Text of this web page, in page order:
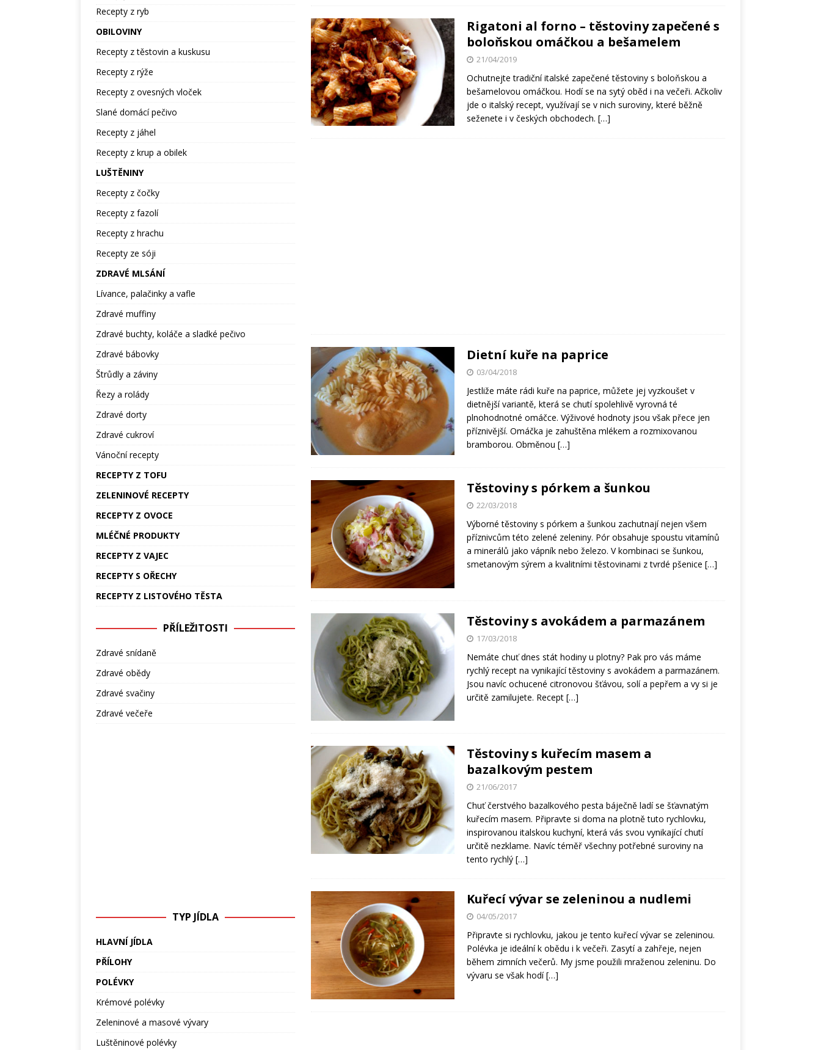
Rigatoni al forno – těstoviny zapečené s
boloňskou omáčkou a bešamelem
21/04/2019
Ochutnejte tradiční italské zapečené těstoviny s boloňskou a
bešamelovou omáčkou. Hodí se na sytý oběd i na večeři. Ačkoliv
jde o italský recept, využívají se v nich suroviny, které běžně
seženete i v českých obchodech. […]
Dietní kuře na paprice
03/04/2018
Jestliže máte rádi kuře na paprice, můžete jej vyzkoušet v
dietnější variantě, která se chutí spolehlivě vyrovná té
plnohodnotné omáčce. Výživové hodnoty jsou však přece jen
příznivější. Omáčka je zahuštěna mlékem a rozmixovanou
bramborou. Obměnou […]
Těstoviny s pórkem a šunkou
22/03/2018
Výborné těstoviny s pórkem a šunkou zachutnají nejen všem
příznivcům této zelené zeleniny. Pór obsahuje spoustu vitamínů
a minerálů jako vápník nebo železo. V kombinaci se šunkou,
smetanovým sýrem a kvalitními těstovinami z tvrdé pšenice […]
Těstoviny s avokádem a parmazánem
17/03/2018
Nemáte chuť dnes stát hodiny u plotny? Pak pro vás máme
rychlý recept na vynikající těstoviny s avokádem a parmazánem.
Jsou navíc ochucené citronovou šťávou, solí a pepřem a vy si je
určitě zamilujete. Recept […]
Těstoviny s kuřecím masem a
bazalkovým pestem
21/06/2017
Chuť čerstvého bazalkového pesta báječně ladí se šťavnatým
kuřecím masem. Připravte si doma na plotně tuto rychlovku,
inspirovanou italskou kuchyní, která vás svou vynikající chutí
určitě nezklame. Navíc téměř všechny potřebné suroviny na
tento rychlý […]
Kuřecí vývar se zeleninou a nudlemi
04/05/2017
Připravte si rychlovku, jakou je tento kuřecí vývar se zeleninou.
Polévka je ideální k obědu i k večeři. Zasytí a zahřeje, nejen
během zimních večerů. My jsme použili mraženou zeleninu. Do
vývaru se však hodí[…]
Recepty z ryb
OBILOVINY
Recepty z těstovin a kuskusu
Recepty z rýže
Recepty z ovesných vloček
Slané domácí pečivo
Recepty z jáhel
Recepty z krup a obilek
LUŠTĚNINY
Recepty z čočky
Recepty z fazolí
Recepty z hrachu
Recepty ze sóji
ZDRAVÉ MLSÁNÍ
Lívance, palačinky a vafle
Zdravé muffiny
Zdravé buchty, koláče a sladké pečivo
Zdravé bábovky
Štrůdly a záviny
Řezy a rolády
Zdravé dorty
Zdravé cukroví
Vánoční recepty
RECEPTY Z TOFU
ZELENINOVÉ RECEPTY
RECEPTY Z OVOCE
MLÉČNÉ PRODUKTY
RECEPTY Z VAJEC
RECEPTY S OŘECHY
RECEPTY Z LISTOVÉHO TĚSTA
PŘÍLEŽITOSTI
Zdravé snídaně
Zdravé obědy
Zdravé svačiny
Zdravé večeře
TYP JÍDLA
HLAVNÍ JÍDLA
PŘÍLOHY
POLÉVKY
Krémové polévky
Zeleninové a masové vývary
Luštěninové polévky